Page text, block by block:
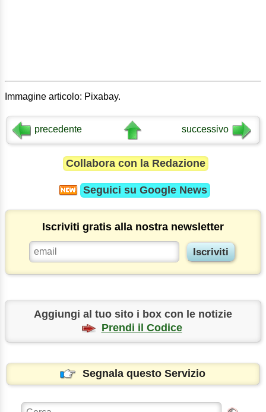
Immagine articolo: Pixabay.
precedente successivo
Collabora con la Redazione
Seguici su Google News
Iscriviti gratis alla nostra newsletter
Aggiungi al tuo sito i box con le notizie
Prendi il Codice
Segnala questo Servizio